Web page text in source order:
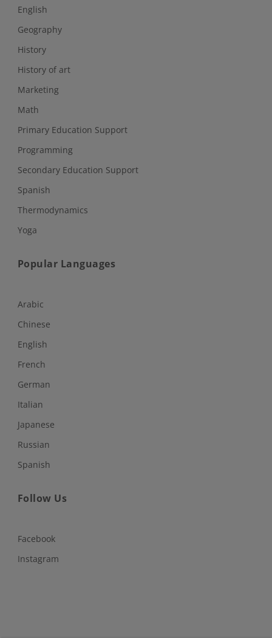
English
Geography
History
History of art
Marketing
Math
Primary Education Support
Programming
Secondary Education Support
Spanish
Thermodynamics
Yoga
Popular Languages
Arabic
Chinese
English
French
German
Italian
Japanese
Russian
Spanish
Follow Us
Facebook
Instagram